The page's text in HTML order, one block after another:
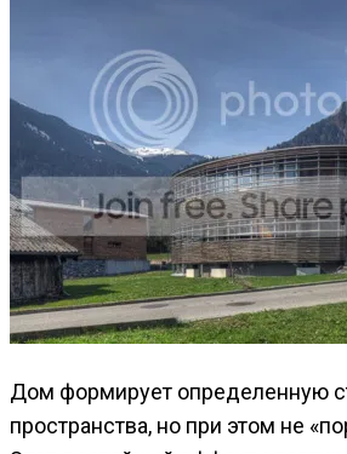
Дом формирует определенную
пространства, но при этом не